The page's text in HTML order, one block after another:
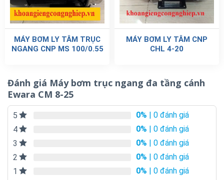
MÁY BƠM LY TÂM TRỤC
NGANG CNP MS 100/0.55
MÁY BƠM LY TÂM CNP
CHL 4-20
Đánh giá Máy bơm trục ngang đa tầng cánh
Ewara CM 8-25
5 0% | 0 đánh giá
4
0% | 0 đánh giá
3
0% | 0 đánh giá
2
0% | 0 đánh giá
1
0% | 0 đánh giá